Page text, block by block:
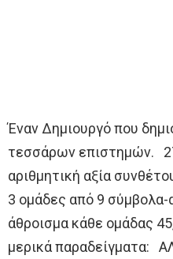
Έναν Δημιουργό που
τεσσάρων επιστημών.
αριθμητική αξία
3 ομάδες από 9 σύμβολα-
άθροισμα κάθε ομάδας
μερικά παραδείγματα: